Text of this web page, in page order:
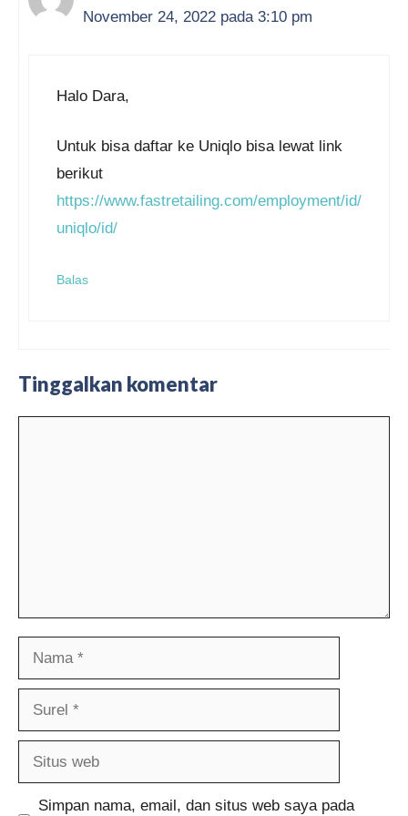
November 24, 2022 pada 3:10 pm
Halo Dara,
Untuk bisa daftar ke Uniqlo bisa lewat link
berikut
https://www.fastretailing.com/employment/id/
uniqlo/id/
Balas
Tinggalkan komentar
Nama
Surel
Situs
web
Simpan nama, email, dan situs web saya pada